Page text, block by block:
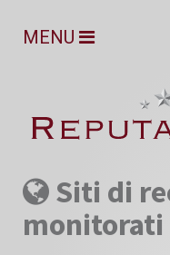
MENU
Siti di
monitorati